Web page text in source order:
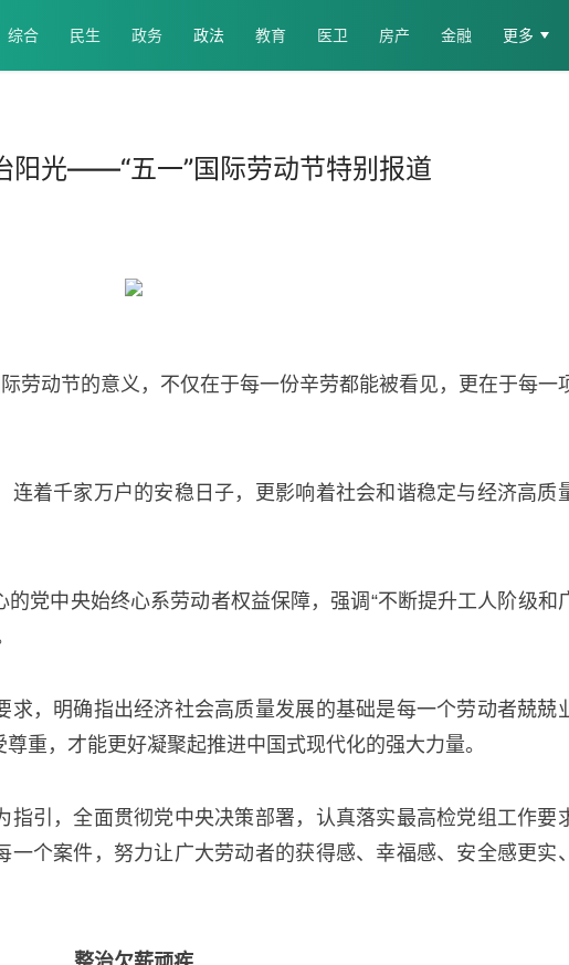
综合 民生 政务 政法 教育 医卫 房产 金融 更多
阳光——“五一”国际劳动节特别报道
劳动节的意义，不仅在于每一份辛劳都能被看见，更在于每一
连着千家万户的安稳日子，更影响着社会和谐稳定与经济高质
党中央始终心系劳动者权益保障，强调“不断提升工人阶级和
求，明确指出经济社会高质量发展的基础是每一个劳动者兢兢
重，才能更好凝聚起推进中国式现代化的强大力量。
引，全面贯彻党中央决策部署，认真落实最高检党组工作要
个案件，努力让广大劳动者的获得感、幸福感、安全感更实